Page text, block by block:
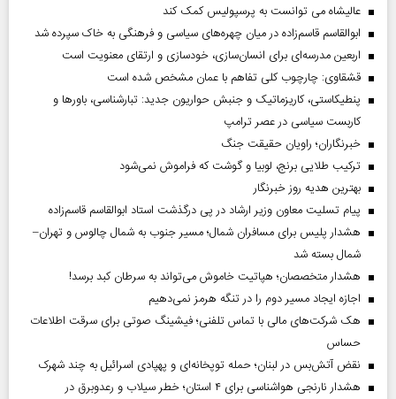
عالیشاه می توانست به پرسپولیس کمک کند
ابوالقاسم قاسم‌زاده در میان چهره‌های سیاسی و فرهنگی به خاک سپرده شد
اربعین مدرسه‌ای برای انسان‌سازی، خودسازی و ارتقای معنویت است
قشقاوی: چارچوب کلی تفاهم با عمان مشخص شده است
پنطیکاستی، کاریزماتیک و جنبش حواریون جدید: تبارشناسی، باور‌ها و
کاربست سیاسی در عصر ترامپ
خبرنگاران؛ راویان حقیقت جنگ
ترکیب طلایی برنج، لوبیا و گوشت که فراموش نمی‌شود
بهترین هدیه روز خبرنگار
پیام تسلیت معاون وزیر ارشاد در پی درگذشت استاد ابوالقاسم قاسم‌زاده
هشدار پلیس برای مسافران شمال؛ مسیر جنوب به شمال چالوس و تهران–
شمال بسته شد
هشدار متخصصان؛ هپاتیت خاموش می‌تواند به سرطان کبد برسد!
اجازه ایجاد مسیر دوم را در تنگه هرمز نمی‌دهیم
هک شرکت‌های مالی با تماس تلفنی؛ فیشینگ صوتی برای سرقت اطلاعات
حساس
نقض آتش‌بس در لبنان؛ حمله توپخانه‌ای و پهپادی اسرائیل به چند شهرک
هشدار نارنجی هواشناسی برای ۴ استان؛ خطر سیلاب و رعدوبرق در